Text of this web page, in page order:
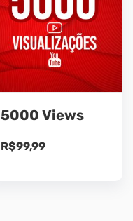
5000 Views
R$99,99